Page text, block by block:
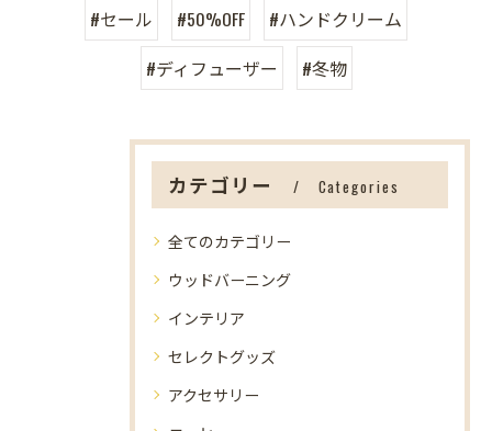
#セール #50%OFF
#ハンドクリーム
#ディフューザー
#冬物
カテゴリー Categories
全てのカテゴリー
ウッドバーニング
インテリア
セレクトグッズ
アクセサリー